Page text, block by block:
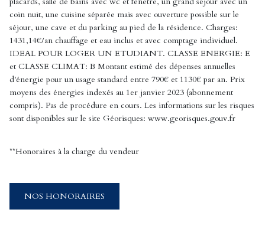
coin nuit, une cuisine séparée mais avec ouverture possible sur le
séjour, une cave et du parking au pied de la résidence. Charges:
1431,14€/an chauffage et eau inclus et avec comptage individuel.
IDEAL POUR LOGER UN ETUDIANT. CLASSE ENERGIE: E
et CLASSE CLIMAT: B Montant estimé des dépenses annuelles
d'énergie pour un usage standard entre 790€ et 1130€ par an. Prix
moyens des énergies indexés au 1er janvier 2023 (abonnement
compris). Pas de procédure en cours. Les informations sur les risques
sont disponibles sur le site Géorisques: www.georisques.gouv.fr
**Honoraires à la charge du vendeur
NOS HONORAIRES